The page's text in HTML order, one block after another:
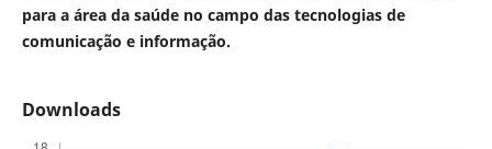
para a área da saúde no campo das tecnologias de
comunicação e informação.
Downloads